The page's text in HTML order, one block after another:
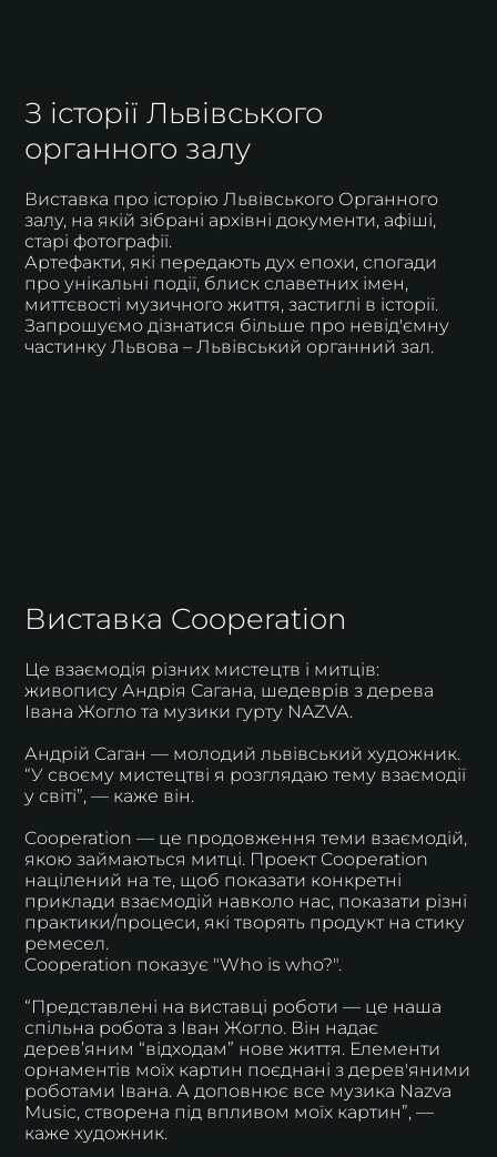
З історії Львівського
органного залу
Виставка про історію Львівського Органного
залу, на якій зібрані архівні документи, афіші,
старі фотографії.
Артефакти, які передають дух епохи, спогади
про унікальні події, блиск славетних імен,
миттєвості музичного життя, застиглі в історії.
Запрошуємо дізнатися більше про невід'ємну
частинку Львова – Львівський органний зал.
Виставка Cooperation
Це взаємодія різних мистецтв і митців:
живопису Андрія Сагана, шедеврів з дерева
Івана Жогло та музики гурту NAZVA.
Андрій Саган — молодий львівський художник.
“У своєму мистецтві я розглядаю тему взаємодії
у світі”, — каже він.
Cooperation — це продовження теми взаємодій,
якою займаються митці. Проект Cooperation
націлений на те, щоб показати конкретні
приклади взаємодій навколо нас, показати різні
практики/процеси, які творять продукт на стику
ремесел.
Cooperation показує "Who is who?".
“Представлені на виставці роботи — це наша
спільна робота з Іван Жогло. Він надає
дерев’яним “відходам” нове життя. Елементи
орнаментів моїх картин поєднані з дерев'яними
роботами Івана. А доповнює все музика Nazva
Music, створена під впливом моїх картин”, —
каже художник.